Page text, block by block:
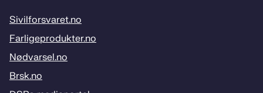
Sivilforsvaret.no
Farligeprodukter.no
Nødvarsel.no
Brsk.no